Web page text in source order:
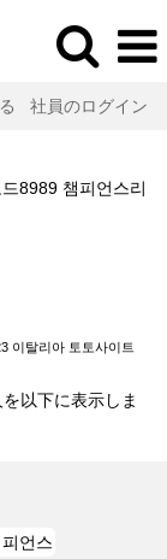
社員のログイン
8989 챔피언스리
이탈리아 토토사이트
以下に表示しま